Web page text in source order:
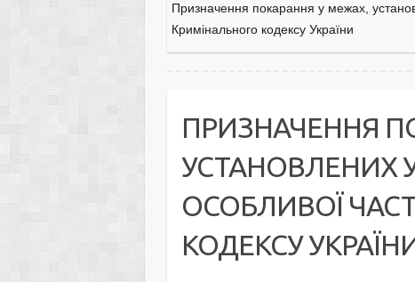
Призначення покарання у межах,
Кримінального кодексу України
ПРИЗНАЧЕННЯ
УСТАНОВЛЕНИХ У
ОСОБЛИВОЇ
КОДЕКСУ